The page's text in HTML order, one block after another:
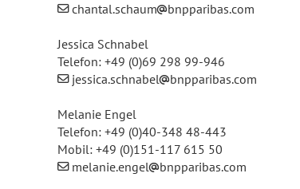
chantal.schaum
bnpparibas.com
Jessica Schnabel
Telefon: +49 (0)69 298 99-946
jessica.schnabel
bnpparibas.com
Melanie Engel
Telefon: +49 (0)40-348 48-443
Mobil: +49 (0)151-117 615 50
melanie.engel
bnpparibas.com